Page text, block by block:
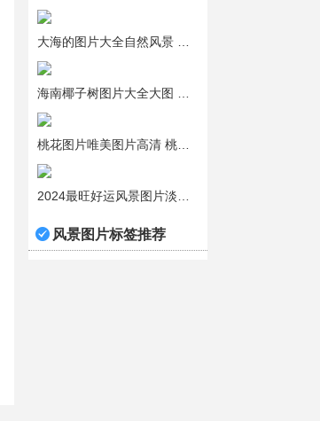
风景图片标签推荐